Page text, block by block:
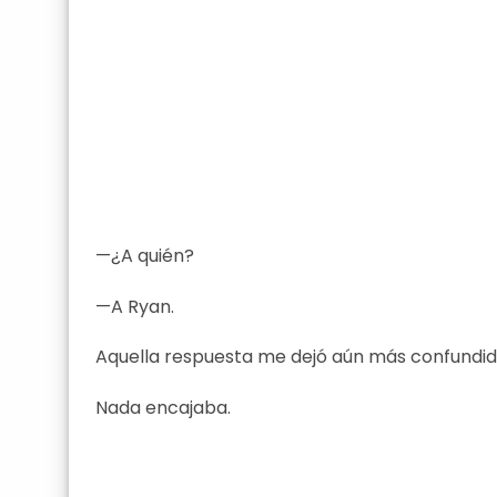
—¿A quién?
—A Ryan.
Aquella respuesta me dejó aún más
Nada encajaba.